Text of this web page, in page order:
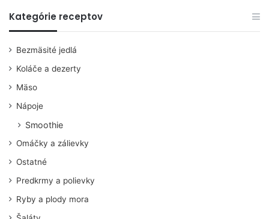
Kategórie receptov
Bezmäsité jedlá
Koláče a dezerty
Mäso
Nápoje
Smoothie
Omáčky a zálievky
Ostatné
Predkrmy a polievky
Ryby a plody mora